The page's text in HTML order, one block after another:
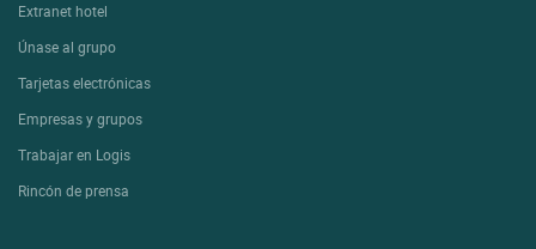
Extranet hotel
Únase al grupo
Tarjetas electrónicas
Empresas y grupos
Trabajar en Logis
Rincón de prensa